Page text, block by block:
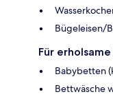
Bügeleisen/
Für
Babybetten
Bettwäsche